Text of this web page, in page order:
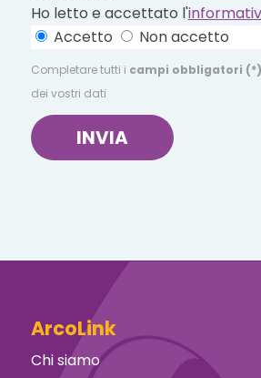
Ho letto e accettato l'
Accetto
Non accetto
Completare tutti i campi obbligatori (*)
dei vostri dati
INVIA
ArcoLink
Chi siamo